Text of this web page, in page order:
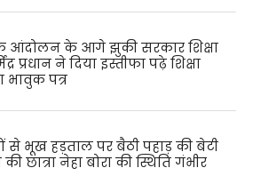
के आंदोलन के आगे झुकी सरकार शिक्षा
प्रधान ने दिया इस्तीफा पढ़े शिक्षा
भावुक पत्र
से भूख हड़ताल पर बैठी पहाड़ की बेटी
की छात्रा नेहा बोरा की स्थिति गंभीर